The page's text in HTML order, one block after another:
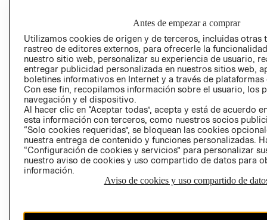
AVISO DE
PRIVACIDAD
GIFT CARD
AVISO DE
CAMBIAR REGIÓN
Antes de empezar a comprar
Utilizamos cookies de origen y de terceros, incluidas otras
rastreo de editores externos, para ofrecerle la
nuestro sitio web, personalizar su experiencia de usuario,
entregar publicidad personalizada en nuestros sitios web,
boletines informativos en Internet y a través de plataformas
Con ese fin, recopilamos información sobre el usuario, los
navegación y el dispositivo.
Al hacer clic en “Aceptar todas”, acepta y está de acuerdo
esta información con terceros, como nuestros socios
“Solo cookies requeridas”, se bloquean las cookies
nuestra entrega de contenido y funciones personalizadas.
“Configuración de cookies y servicios” para personalizar
nuestro aviso de cookies y uso compartido de datos para
información.
Aviso de cookies y uso compartido de